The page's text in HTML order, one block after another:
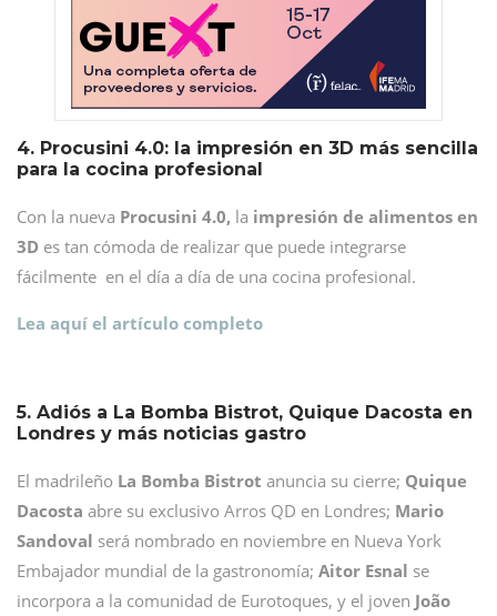
4. Procusini 4.0: la impresión en 3D más sencilla
para la cocina profesional
Con la nueva Procusini 4.0, la impresión de alimentos en
3D es tan cómoda de realizar que puede integrarse
fácilmente en el día a día de una cocina profesional.
Lea aquí el artículo completo
5. Adiós a La Bomba Bistrot, Quique Dacosta en
Londres y más noticias gastro
El madrileño La Bomba Bistrot anuncia su cierre; Quique
Dacosta abre su exclusivo Arros QD en Londres; Mario
Sandoval será nombrado en noviembre en Nueva York
Embajador mundial de la gastronomía; Aitor Esnal se
incorpora a la comunidad de Eurotoques, y el joven João